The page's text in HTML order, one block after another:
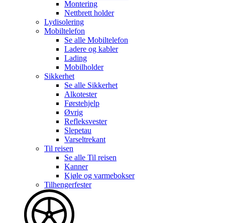
Montering
Nettbrett holder
Lydisolering
Mobiltelefon
Se alle Mobiltelefon
Ladere og kabler
Lading
Mobilholder
Sikkerhet
Se alle Sikkerhet
Alkotester
Førstehjelp
Øvrig
Refleksvester
Slepetau
Varseltrekant
Til reisen
Se alle Til reisen
Kanner
Kjøle og varmebokser
Tilhengerfester